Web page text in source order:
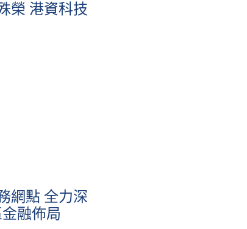
榮 港資科技
網點 全力深
融佈局